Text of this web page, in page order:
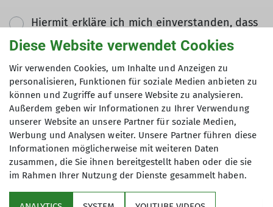
Hiermit erkläre ich mich einverstanden, dass
meine in das Kontaktformular eingegebenen
Daten elektronisch gesichert und zum Zweck
der Kontaktaufnahme verarbeitet und
genutzt werden. Mir ist bekannt, dass ich
meine Einwilligung jederzeit wiederrufen
kann. *
Mit (*) markierte Felder
sind Pflichtfelder
Absenden
Diese Website verwendet Cookies
Wir verwenden Cookies, um Inhalte und Anzeigen zu
personalisieren, Funktionen für soziale Medien anbieten zu
können und Zugriffe auf unsere Website zu analysieren.
Außerdem geben wir Informationen zu Ihrer Verwendung
unserer Website an unsere Partner für soziale Medien,
Werbung und Analysen weiter. Unsere Partner führen diese
Informationen möglicherweise mit weiteren Daten
zusammen, die Sie ihnen bereitgestellt haben oder die sie
im Rahmen Ihrer Nutzung der Dienste gesammelt haben.